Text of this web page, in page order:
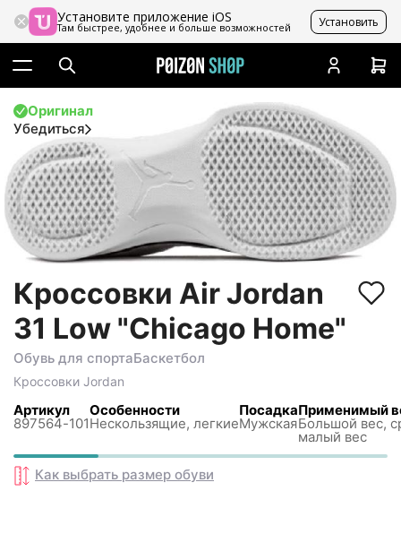
Установите приложение iOS
Там быстрее, удобнее и больше возможностей Установить
Оригинал
Убедиться
Кроссовки Air Jordan
31 Low "Chicago Home"
Обувь для спортаБаскетбол
Кроссовки Jordan
Артикул
897564-101
Особенности
Нескользящиe, легкие
Посадка
Мужская
Применимый
Большой вес,
малый вес
Как выбрать размер обуви